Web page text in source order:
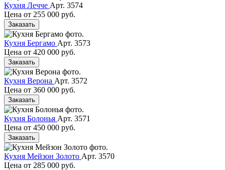
Кухня Лечче Арт. 3574
Цена от 255 000 руб.
Заказать
Кухня Бергамо Арт. 3573
Цена от 420 000 руб.
Заказать
Кухня Верона Арт. 3572
Цена от 360 000 руб.
Заказать
Кухня Болонья Арт. 3571
Цена от 450 000 руб.
Заказать
Кухня Мейзон Золото Арт. 3570
Цена от 285 000 руб.